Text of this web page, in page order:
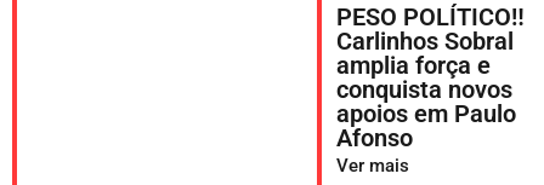
PESO POLÍTICO‼️
Carlinhos Sobral
amplia força e
conquista novos
apoios em Paulo
Afonso
Ver mais